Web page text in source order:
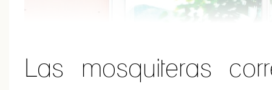
Las mosquiteras